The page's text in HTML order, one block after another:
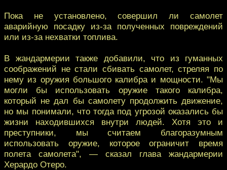
Пока не установлено, совершил ли самолет
аварийную посадку из-за полученных повреждений
или из-за нехватки топлива.
В жандармерии также добавили, что из гуманных
соображений не стали сбивать самолет, стреляя по
нему из оружия большого калибра и мощности. "Мы
могли бы использовать оружие такого калибра,
который не дал бы самолету продолжить движение,
но мы понимали, что тогда под угрозой оказались бы
жизни находившихся внутри людей. Хотя это и
преступники, мы считаем благоразумным
использовать оружие, которое ограничит время
полета самолета", — сказал глава жандармерии
Херардо Отеро.